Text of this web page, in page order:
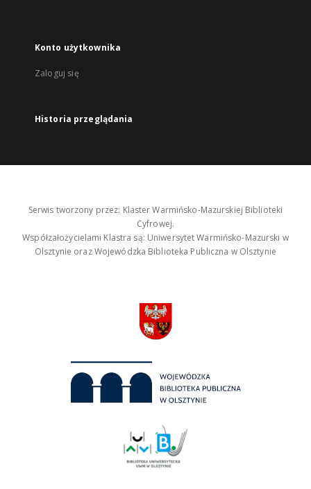
Konto użytkownika
Zaloguj się
Historia przeglądania
Serwis tworzony przez: Klaster Warmińsko-Mazurskiej Biblioteki
Cyfrowej.
Współzałożycielami Klastra są: Uniwersytet Warmińsko-Mazurski w
Olsztynie oraz Wojewódzka Biblioteka Publiczna w Olsztynie